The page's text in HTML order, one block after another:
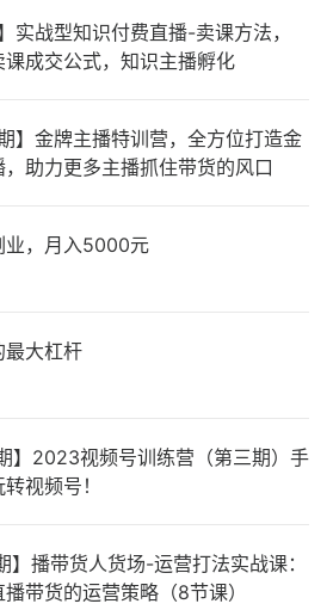
实战型知识付费直播-卖课方法，
课成交公式，知识主播孵化
】金牌主播特训营，全方位打造金
，助力更多主播抓住带货的风口
业，月入5000元
最大杠杆
】2023视频号训练营（第三期）手
视频号！
】播带货人货场-运营打法实战课：
带货的运营策略（8节课）